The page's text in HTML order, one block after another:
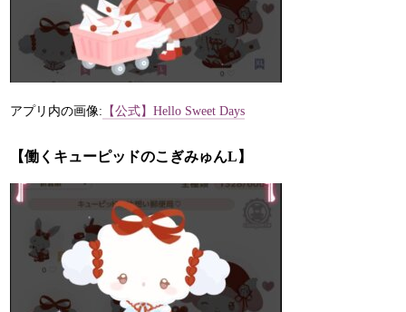
アプリ内の画像: 【公式】Hello Sweet Days
【働くキューピッドのこぎみゅんL】